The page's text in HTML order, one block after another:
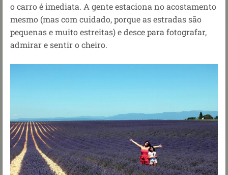
o carro é imediata. A gente estaciona no acostamento
mesmo (mas com cuidado, porque as estradas são
pequenas e muito estreitas) e desce para fotografar,
admirar e sentir o cheiro.